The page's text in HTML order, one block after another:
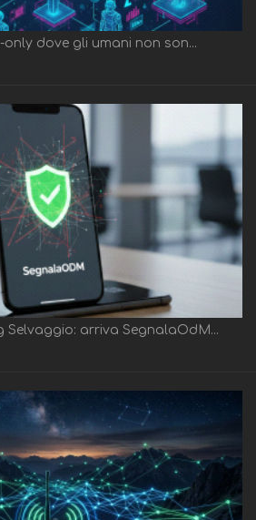
dove gli umani non son...
Selvaggio: arriva SegnalaOdM...